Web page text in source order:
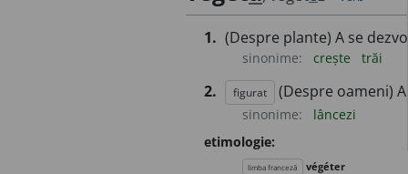
1. (Despre plante) A se
sinonime: crește trăi
2. figurat (Despre oameni)
sinonime:
lâncezi
etimologie:
limba franceză végéter